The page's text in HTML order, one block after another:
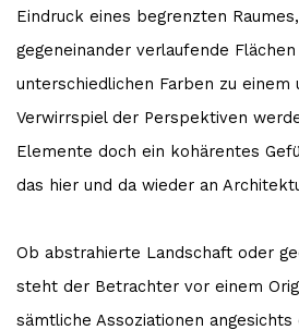
Eindruck eines begrenzten
gegeneinander verlaufende
unterschiedlichen Farben zu einem
Verwirrspiel der Perspektiven
Elemente doch ein kohärentes
das hier und da wieder an
Ob abstrahierte Landschaft oder
steht der Betrachter vor einem
sämtliche Assoziationen